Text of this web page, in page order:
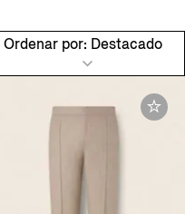
Ordenar por: Destacado